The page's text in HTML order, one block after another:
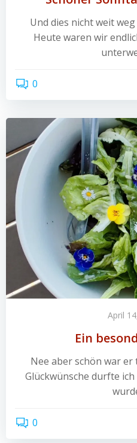
Und dies nicht weit
Heute waren wir
0
April
Ein
Nee aber schön war er
Glückwünsche durfte
0